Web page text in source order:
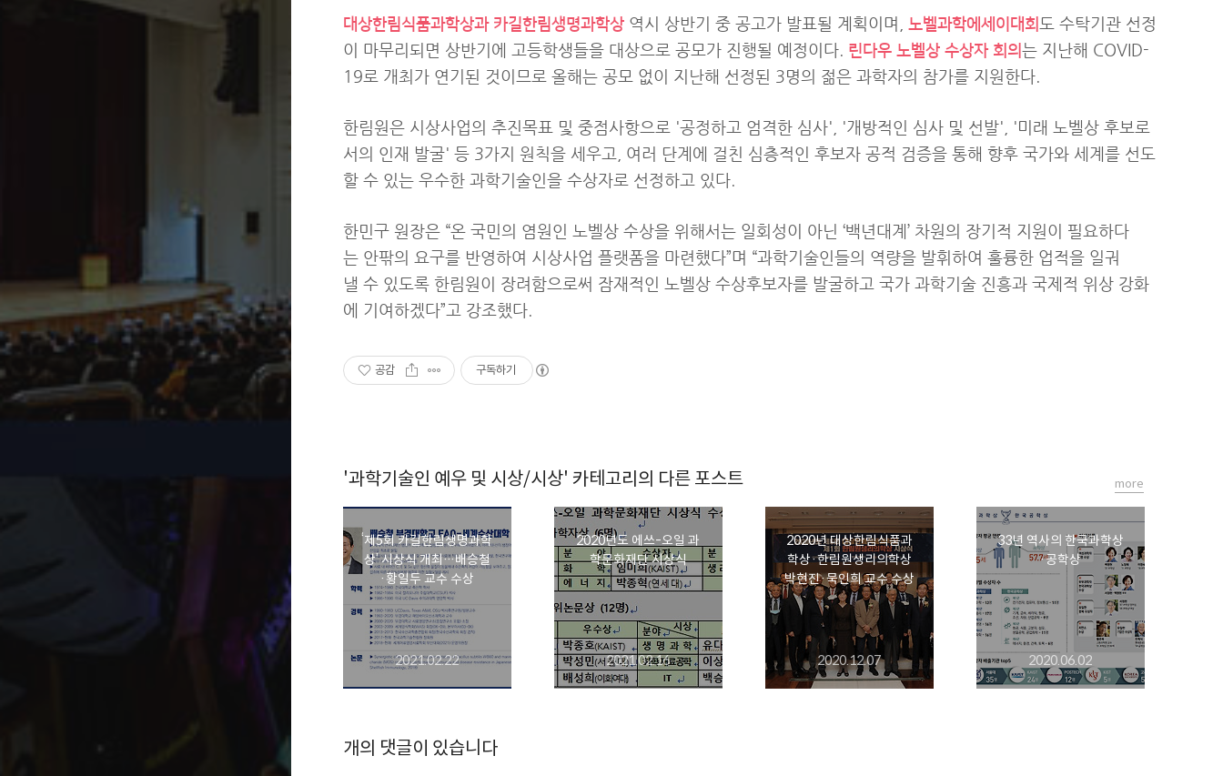
대상한림식품과학상과 카길한림생명과학상 역시 상반기 중 공고가 발표될 계획이며, 노벨과학에세이대회 도 수탁기관 선정
이 마무리되면 상반기에 고등학생들을 대상으로 공모가 진행될 예정이다. 린다우 노벨상 수상자 회의 는 지난해 COVID-
19로 개최가 연기된 것이므로 올해는 공모 없이 지난해 선정된 3명의 젊은 과학자의 참가를 지원한다.
한림원은 시상사업의 추진목표 및 중점사항으로 '공정하고 엄격한 심사', '개방적인 심사 및 선발', '미래 노벨상 후보로
서의 인재 발굴' 등 3가지 원칙을 세우고, 여러 단계에 걸친 심층적인 후보자 공적 검증을 통해 향후 국가와 세계를 선도
할 수 있는 우수한 과학기술인을 수상자로 선정하고 있다.
한민구 원장은 “온 국민의 염원인 노벨상 수상을 위해서는 일회성이 아닌 ‘백년대계’ 차원의 장기적 지원이 필요하다
는 안팎의 요구를 반영하여 시상사업 플랫폼을 마련했다”며 “과학기술인들의 역량을 발휘하여 훌륭한 업적을 일궈
낼 수 있도록 한림원이 장려함으로써 잠재적인 노벨상 수상후보자를 발굴하고 국가 과학기술 진흥과 국제적 위상 강화
에 기여하겠다”고 강조했다.
공감 구독하기
'과학기술인 예우 및 시상/시상' 카테고리의 다른 포스트
‘제5회 카길한림생명과학
상’ 시상식 개최…배승철
·황일두 교수 수상
2021.02.22
2020년도 에쓰-오일 과
학문화재단 시상식
2021.02.16
2020년 대상한림식품과
학상·한림원생리의학상
박현진·묵인희 교수 수상
2020.12.07
33년 역사의 한국과학상
·공학상
2020.06.02
more
개의 댓글이 있습니다